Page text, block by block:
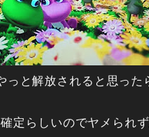
っと解放されると思った
定らしいのでヤメられ